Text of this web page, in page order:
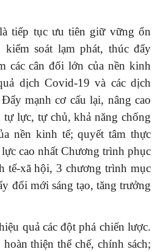
tiếp tục ưu tiên giữ vững ổn
soát lạm phát, thúc đẩy
các cân đối lớn của nền kinh
dịch Covid-19 và các dịch
mạnh cơ cấu lại, nâng cao
lực, tự chủ, khả năng chống
nền kinh tế; quyết tâm thực
cao nhất Chương trình phục
tế-xã hội, 3 chương trình mục
đổi mới sáng tạo, tăng trưởng
quả các đột phá chiến lược.
thiện thể chế, chính sách;